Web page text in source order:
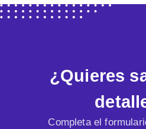
¿Quieres
Completa el